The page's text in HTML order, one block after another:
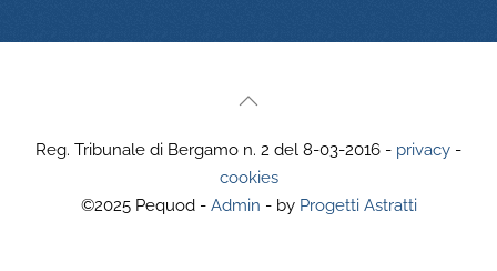
Reg. Tribunale di Bergamo n. 2 del 8-03-2016 - privacy -
cookies
©2025 Pequod - Admin - by Progetti Astratti